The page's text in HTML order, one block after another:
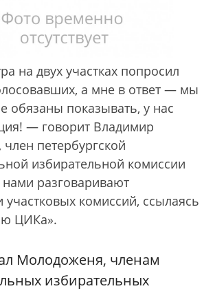
на двух участках попросил
а мне в ответ — мы
обязаны показывать, у нас
— говорит Владимир
петербургской
избирательной комиссии
разговаривают
участковых комиссий, ссылаясь
ЦИКа».
Молодоженя, членам
избирательных